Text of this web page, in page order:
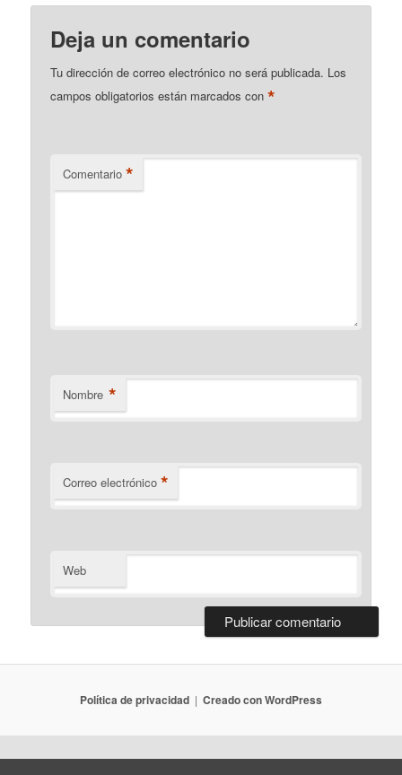
Deja un comentario
Tu dirección de correo electrónico no será publicada. Los
campos obligatorios están marcados con*
Comentario *
Nombre *
Correo electrónico *
Web
Política de privacidad Creado con WordPress